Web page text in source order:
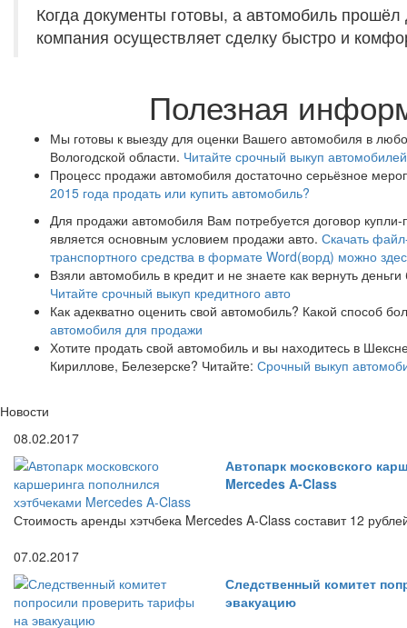
Когда документы готовы, а автомобиль прошёл
компания осуществляет сделку быстро и
Полезная
Мы готовы к выезду для оценки Вашего автомобиля в
Вологодской области. Читайте срочный выкуп
Процесс продажи автомобиля достаточно серьёзное
2015 года продать или купить автомобиль?
Для продажи автомобиля Вам потребуется договор
является основным условием продажи авто. Скачать
транспортного средства в формате Word(ворд) можно
Взяли автомобиль в кредит и не знаете как вернуть
Читайте срочный выкуп кредитного авто
Как адекватно оценить свой автомобиль? Какой способ
автомобиля для продажи
Хотите продать свой автомобиль и вы находитесь в
Кириллове, Белезерске? Читайте: Срочный выкуп
Новости
08.02.2017
Автопарк московского
Mercedes A-Class
Стоимость аренды хэтчбека Mercedes A-Class составит 12
07.02.2017
Следственный комитет
эвакуацию